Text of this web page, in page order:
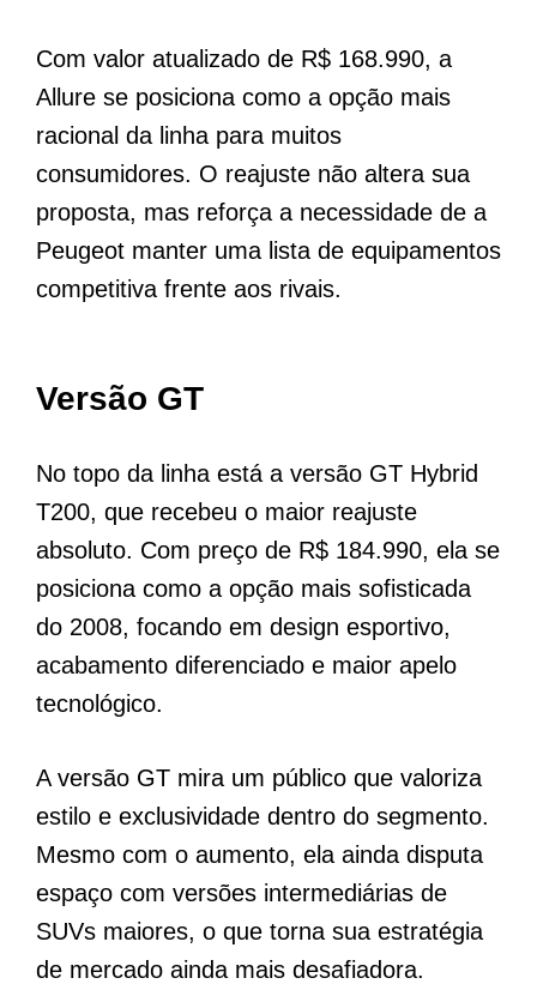
Com valor atualizado de R$ 168.990, a
Allure se posiciona como a opção mais
racional da linha para muitos
consumidores. O reajuste não altera sua
proposta, mas reforça a necessidade de a
Peugeot manter uma lista de equipamentos
competitiva frente aos rivais.
Versão GT
No topo da linha está a versão GT Hybrid
T200, que recebeu o maior reajuste
absoluto. Com preço de R$ 184.990, ela se
posiciona como a opção mais sofisticada
do 2008, focando em design esportivo,
acabamento diferenciado e maior apelo
tecnológico.
A versão GT mira um público que valoriza
estilo e exclusividade dentro do segmento.
Mesmo com o aumento, ela ainda disputa
espaço com versões intermediárias de
SUVs maiores, o que torna sua estratégia
de mercado ainda mais desafiadora.